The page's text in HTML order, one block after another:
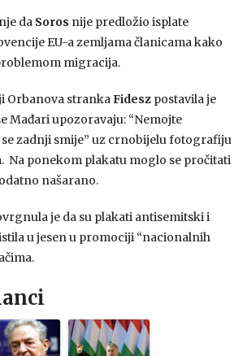
da Soros nije predložio isplate
EU-a zemljama članicama kako
migracija.
Orbanova strankaFidesz postavila je
Mađari upozoravaju: “Nemojte
se zadnji smije” uz crnobijelu fotografiju
. Na ponekom plakatu moglo se pročitati
našarano.
je da su plakati antisemitski i
u jesen u promociji “nacionalnih